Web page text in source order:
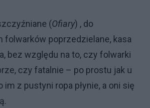
(Ofiary) , do
folwarków poprzedzielane, kasa
bez względu na to, czy folwarki
czy fatalnie – po prostu jak u
z pustyni ropa płynie, a oni się